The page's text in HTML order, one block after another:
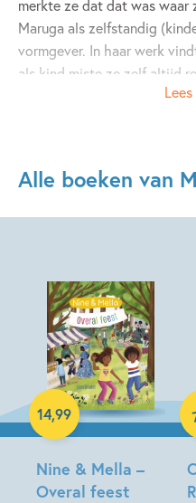
merkte ze dat dat was
Maruga als zelfstandig
vormgever. In haar werk
als kind miste ze zelf altijd
Alle boeken van
Nine & Mella –
Overal feest
14,99
Hardcover